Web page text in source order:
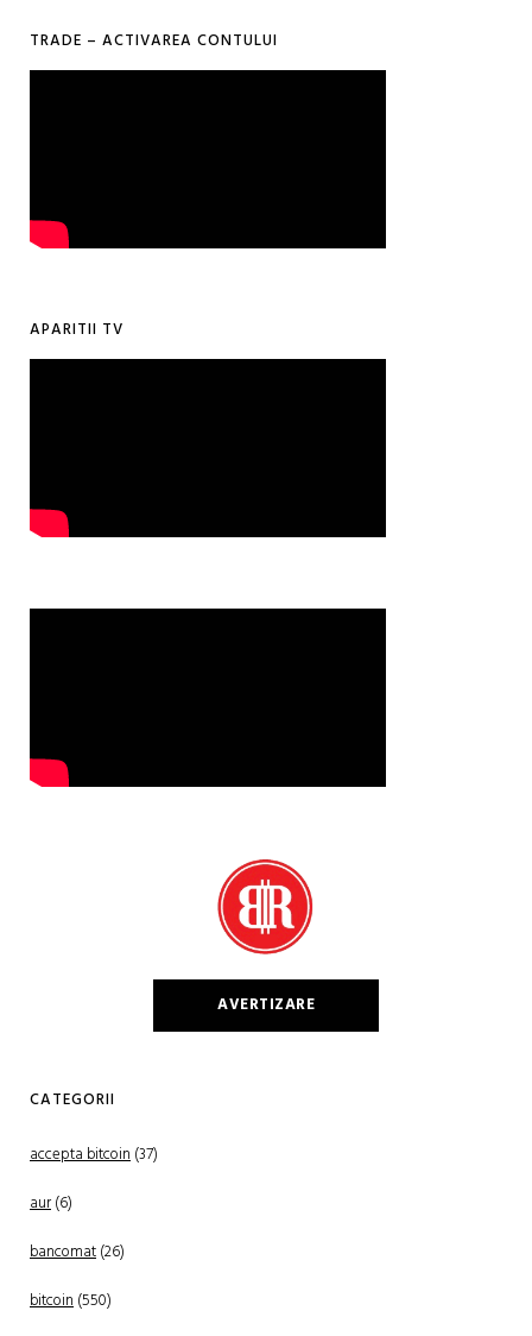
TRADE – ACTIVAREA CONTULUI
APARITII TV
AVERTIZARE
CATEGORII
accepta bitcoin(37)
aur(6)
bancomat(26)
bitcoin(550)